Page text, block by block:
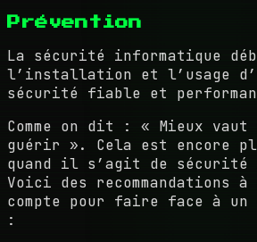
Prévention
La sécurité informatique
l’installation et l’usage
sécurité fiable et
Comme on dit : « Mieux
guérir ». Cela est encore
quand il s’agit de sécurité
Voici des recommandations à
compte pour faire face à un
: